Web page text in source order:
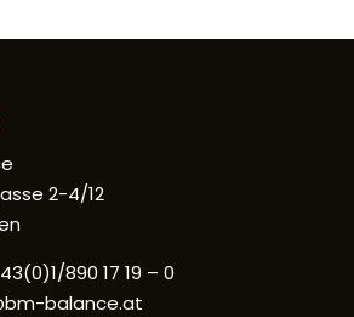
2-4/12
890 17 19 – 0
balance.at